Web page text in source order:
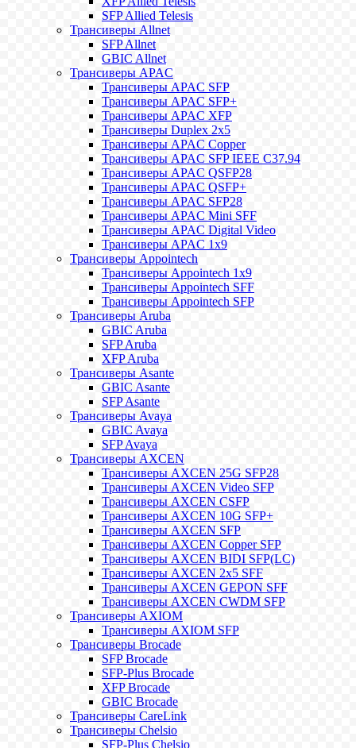
SFP Allied Telesis
Трансиверы Allnet
SFP Allnet
GBIC Allnet
Трансиверы APAC
Трансиверы APAC SFP
Трансиверы APAC SFP+
Трансиверы APAC XFP
Трансиверы Duplex 2x5
Трансиверы APAC Copper
Трансиверы APAC SFP IEEE C37.94
Трансиверы APAC QSFP28
Трансиверы APAC QSFP+
Трансиверы APAC SFP28
Трансиверы APAC Mini SFF
Трансиверы APAC Digital Video
Трансиверы APAC 1x9
Трансиверы Appointech
Трансиверы Appointech 1x9
Трансиверы Appointech SFF
Трансиверы Appointech SFP
Трансиверы Aruba
GBIC Aruba
SFP Aruba
XFP Aruba
Трансиверы Asante
GBIC Asante
SFP Asante
Трансиверы Avaya
GBIC Avaya
SFP Avaya
Трансиверы AXCEN
Трансиверы AXCEN 25G SFP28
Трансиверы AXCEN Video SFP
Трансиверы AXCEN CSFP
Трансиверы AXCEN 10G SFP+
Трансиверы AXCEN SFP
Трансиверы AXCEN Copper SFP
Трансиверы AXCEN BIDI SFP(LC)
Трансиверы AXCEN 2x5 SFF
Трансиверы AXCEN GEPON SFF
Трансиверы AXCEN CWDM SFP
Трансиверы AXIOM
Трансиверы AXIOM SFP
Трансиверы Brocade
SFP Brocade
SFP-Plus Brocade
XFP Brocade
GBIC Brocade
Трансиверы CareLink
Трансиверы Chelsio
SFP-Plus Chelsio